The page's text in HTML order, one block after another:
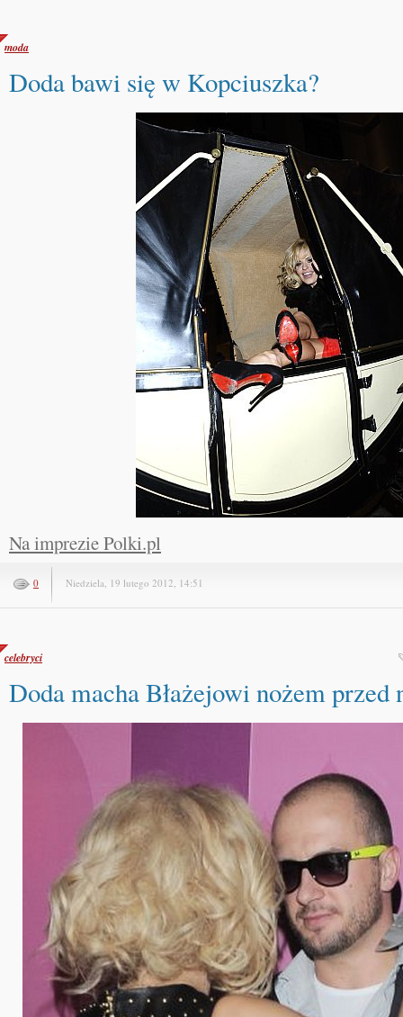
moda
Doda bawi się w Kopciuszka?
Na imprezie Polki.pl
0 Niedziela, 19 lutego 2012, 14:51
celebryci
Doda macha Błażejowi nożem przed